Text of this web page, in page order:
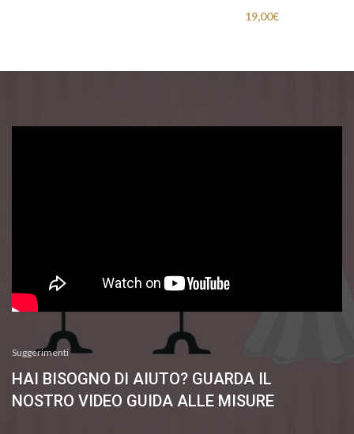
19,00€
Suggerimenti
HAI BISOGNO DI AIUTO? GUARDA IL
NOSTRO VIDEO GUIDA ALLE MISURE